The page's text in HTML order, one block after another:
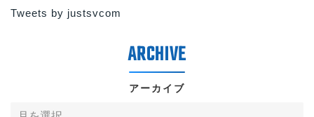
Tweets by justsvcom
アーカイブ